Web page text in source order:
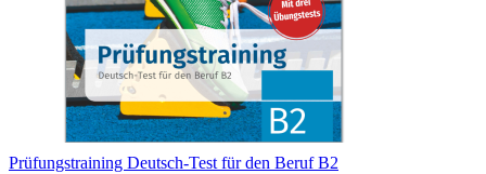
Prüfungstraining Deutsch-Test für den Beruf B2